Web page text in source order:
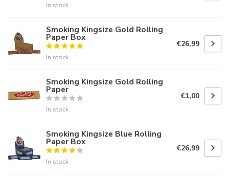
In stock
Smoking Kingsize Gold Rolling
Paper Box
In stock
€26,99
Smoking Kingsize Gold Rolling
Paper
In stock
€1,00
Smoking Kingsize Blue Rolling
Paper Box
In stock
€26,99